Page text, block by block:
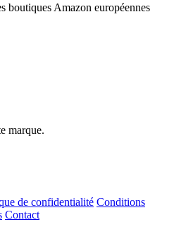
boutiques Amazon européennes
marque.
de confidentialité Conditions
Contact